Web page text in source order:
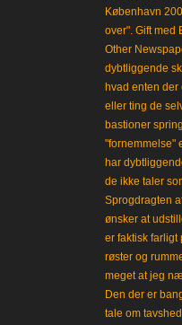
København
over". Gift med
Other
dybtliggende
hvad enten
eller ting de
bastioner
"fornemmelse"
har
de ikke taler
Sprogdragten
ønsker at
er faktisk
røster og
meget at jeg
Den der er
tale om